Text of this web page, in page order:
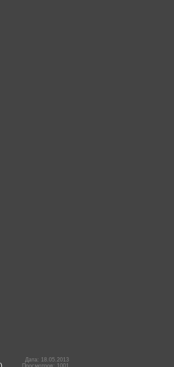
Дата: 18.05.2013